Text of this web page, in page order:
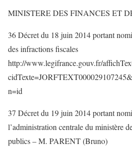
MINISTERE DES FINANCES ET
36 Décret du 18 juin 2014 portant
des infractions fiscales
http://www.legifrance.gouv.fr/
n=id
37 Décret du 19 juin 2014 portant
l’administration centrale du ministère
publics – M. PARENT (Bruno)